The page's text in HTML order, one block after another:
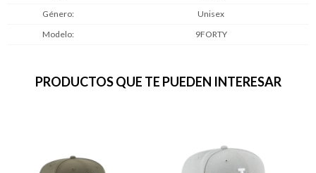
Género
Unisex
Modelo
9FORTY
PRODUCTOS QUE TE PUEDEN INTERESAR